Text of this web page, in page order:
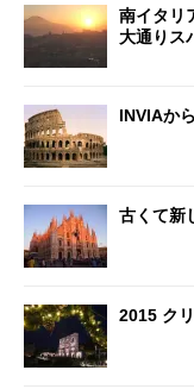
南イタリ
大通りス
INVIAか
古くて新
2015 ク